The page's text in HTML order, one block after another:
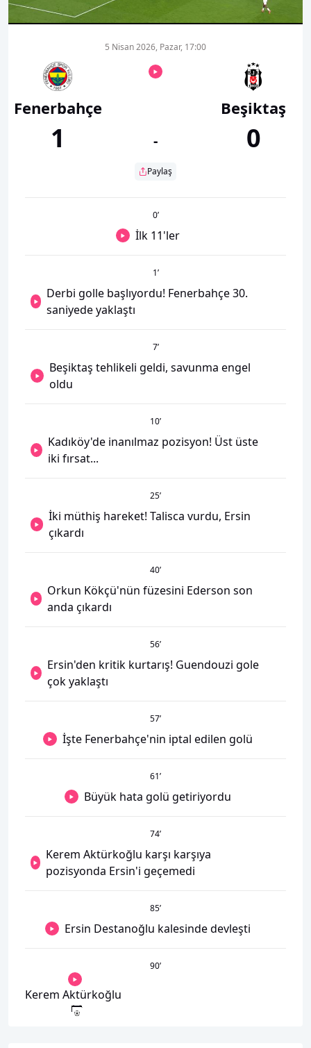
00:01 00:00
Fenerbahçe
1
5 Nisan 2026, Pazar, 17:00
-
Paylaş
Beşiktaş
0
0’
İlk 11'ler
1’
Derbi golle başlıyordu! Fenerbahçe 30.
saniyede yaklaştı
7’
Beşiktaş tehlikeli geldi, savunma engel
oldu
10’
Kadıköy'de inanılmaz pozisyon! Üst üste
iki fırsat...
25’
İki müthiş hareket! Talisca vurdu, Ersin
çıkardı
40’
Orkun Kökçü'nün füzesini Ederson son
anda çıkardı
56’
Ersin'den kritik kurtarış! Guendouzi gole
çok yaklaştı
57’
İşte Fenerbahçe'nin iptal edilen golü
61’
Büyük hata golü getiriyordu
74’
Kerem Aktürkoğlu karşı karşıya
pozisyonda Ersin'i geçemedi
85’
Ersin Destanoğlu kalesinde devleşti
90’
Kerem Aktürkoğlu